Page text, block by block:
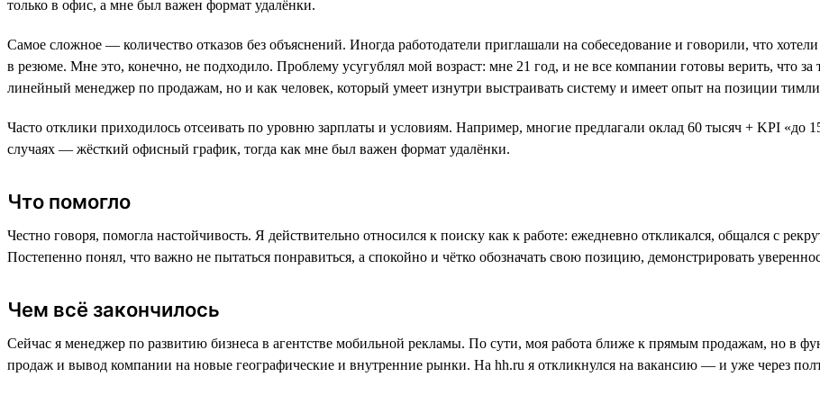
только в офис, а мне был важен формат удалёнки.
Самое сложное — количество отказов без объяснений. Иногда работодатели приглашали на собеседование и говорили, что
в резюме. Мне это, конечно, не подходило. Проблему усугублял мой возраст: мне 21 год, и не все компании готовы верить, что за
линейный менеджер по продажам, но и как человек, который умеет изнутри выстраивать систему и имеет опыт на позиции
Часто отклики приходилось отсеивать по уровню зарплаты и условиям. Например, многие предлагали оклад 60 тысяч + KPI «до
случаях — жёсткий офисный график, тогда как мне был важен формат удалёнки.
Что помогло
Честно говоря, помогла настойчивость. Я действительно относился к поиску как к работе: ежедневно откликался, общался с
Постепенно понял, что важно не пытаться понравиться, а спокойно и чётко обозначать свою позицию, демонстрировать
Чем всё закончилось
Сейчас я менеджер по развитию бизнеса в агентстве мобильной рекламы. По сути, моя работа ближе к прямым продажам, но в
продаж и вывод компании на новые географические и внутренние рынки. На hh.ru я откликнулся на вакансию — и уже через